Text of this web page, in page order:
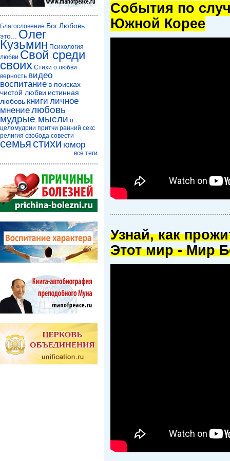
Cобытия по
Южной Корее
Узнай, как
Этот мир - Мир
Благословение БогЛюбовь
это...
Олег
Кузьмин Психология
любви Свой среди
своих Стихи о любви
верность видео
воспитание в поисках
чистой любви истинная
любовь книги личное
мнениелюбовь
мудрые мысли о
целомудрии притчи ранний секс
религия свобода совести
семья стихи юмор
все теги